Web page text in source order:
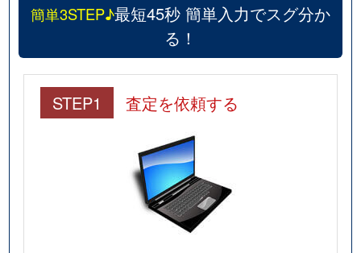
簡単3STEP♪最短45秒 簡単入力でスグ分か
る！
STEP1 査定を依頼する